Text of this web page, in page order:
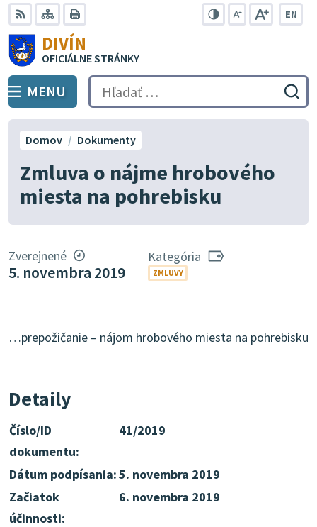
Preskočiť
na
obsah
RSS Mapa
EN
DIVÍN
OFICIÁLNE STRÁNKY
PREPNÚŤ
MENU Hľadať:
Zmluva o nájme hrobového
miesta na pohrebisku
Domov Dokumenty
Zverejnené
5. novembra 2019
Kategória
ZMLUVY
…prepožičanie – nájom hrobového miesta na pohrebisku
Detaily
Číslo/ID
dokumentu:
41/2019
Dátum podpísania:5. novembra 2019
Začiatok
účinnosti:
6. novembra 2019